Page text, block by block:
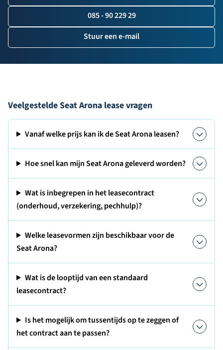
085 - 90 229 29
Stuur een e-mail
Veelgestelde Seat Arona lease vragen
Vanaf welke prijs kan ik de Seat Arona leasen?
Hoe snel kan mijn Seat Arona geleverd worden?
Wat is inbegrepen in het leasecontract
(onderhoud, verzekering, pechhulp)?
Welke leasevormen zijn beschikbaar voor de
Seat Arona?
Wat is de looptijd van een standaard
leasecontract?
Is het mogelijk om tussentijds op te zeggen of
het contract aan te passen?